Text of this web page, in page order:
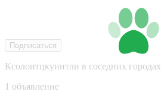
Подписаться
Ксолоитцкуинтли в соседних городах
1 объявление